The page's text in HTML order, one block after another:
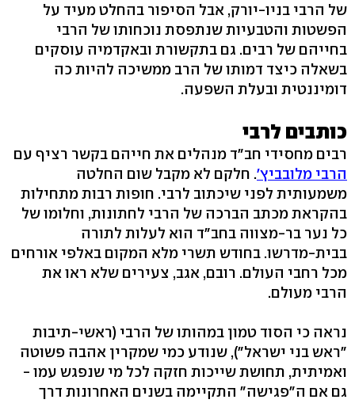
של הרבי בניו-יורק, אבל הסיפור בהחלט מעיד על
הפשטות והטבעיות שנתפסת נוכחותו של הרבי
בחייהם של רבים. גם בתקשורת ובאקדמיה עוסקים
בשאלה כיצד דמותו של הרב ממשיכה להיות כה
דומיננטית ובעלת השפעה.
כותבים לרבי
רבים מחסידי חב"ד מנהלים את חייהם בקשר רציף עם
הרבי מלובביץ'. חלקם לא מקבל שום החלטה
משמעותית לפני שיכתוב לרבי. חופות רבות מתחילות
בהקראת מכתב הברכה של הרבי לחתונות, וחלומו של
כל נער בר-מצווה בחב"ד הוא לעלות לתורה
בבית-מדרשו. בחודש תשרי מלא המקום באלפי אורחים
מכל רחבי העולם. רובם, אגב, צעירים שלא ראו את
הרבי מעולם.
נראה כי הסוד טמון במהותו של הרבי (ראשי-תיבות
"ראש בני ישראל"), שנודע כמי שמקרין אהבה פשוטה
ואמיתית, תחושת שייכות חזקה לכל מי שנפגש עמו -
גם אם ה"פגישה" התקיימה בשנים האחרונות דרך